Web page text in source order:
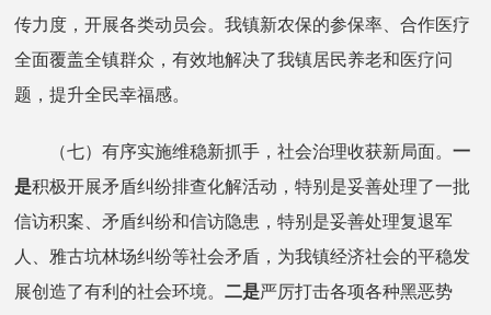
传力度，开展各类动员会。我镇新农保的参保率、合作医疗
全面覆盖全镇群众，有效地解决了我镇居民养老和医疗问
题，提升全民幸福感。
（七）有序实施维稳新抓手，社会治理收获新局面。一
是积极开展矛盾纠纷排查化解活动，特别是妥善处理了一批
信访积案、矛盾纠纷和信访隐患，特别是妥善处理复退军
人、雅古坑林场纠纷等社会矛盾，为我镇经济社会的平稳发
展创造了有利的社会环境。二是严厉打击各项各种黑恶势